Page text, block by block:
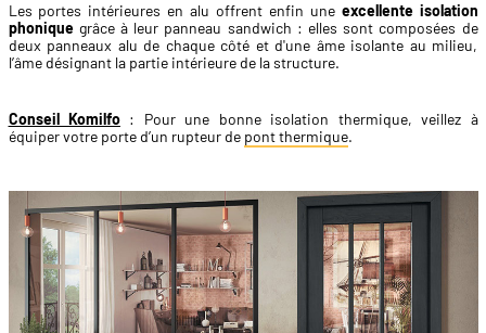
Les portes intérieures en alu offrent enfin une excellente isolation
phoniquegrâce à leur panneau sandwich : elles sont composées de
deux panneaux alu de chaque côté et d'une âme isolante au milieu,
l’âme désignant la partie intérieure de la structure.
Conseil Komilfo: Pour une bonne isolation thermique, veillez à
équiper votre porte d’un rupteur de pont thermique.